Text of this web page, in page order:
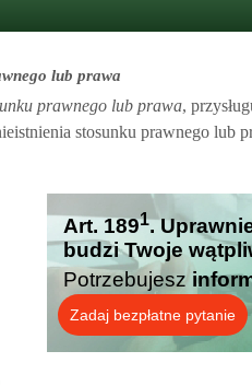
lub prawa
prawnego lub prawa,
stosunku prawnego lub
Art. 1891.
budzi Twoje
Potrzebujesz
Zadaj bezpłatne pytanie